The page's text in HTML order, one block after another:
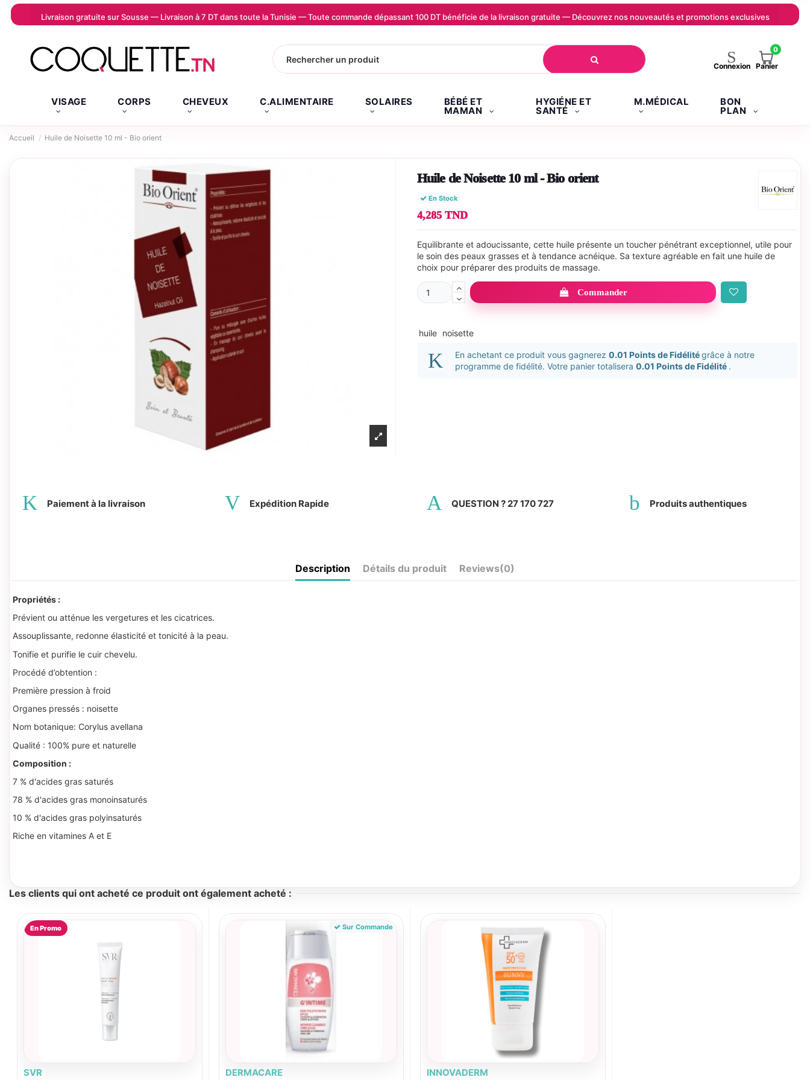
Livraison gratuite sur Sousse — Livraison à 7 DT dans toute la Tunisie — Toute commande dépassant 100 DT bénéficie de la livraison gratuite — Découvrez nos nouveautés et promotions exclusives
Connexion
0
Panier
VISAGE CORPS CHEVEUX C.ALIMENTAIRE SOLAIRES BÉBÉ ET
MAMAN
HYGIÉNE ET
SANTÉ
M.MÉDICAL BON
PLAN
Accueil Huile de Noisette 10 ml - Bio orient
Huile de Noisette 10 ml - Bio orient
En Stock
4,285 TND
Equilibrante et adoucissante, cette huile présente un toucher pénétrant exceptionnel, utile pour
le soin des peaux grasses et à tendance acnéique. Sa texture agréable en fait une huile de
choix pour préparer des produits de massage.
Commander
huile noisette
En achetant ce produit vous gagnerez 0.01 Points de Fidélitégrâce à notre
programme de fidélité. Votre panier totalisera 0.01 Points de Fidélité .
Paiement à la livraison Expédition Rapide QUESTION ? 27 170 727 Produits authentiques
Description Détails du produit Reviews(0)
Propriétés :
Prévient ou atténue les vergetures et les cicatrices.
Assouplissante, redonne élasticité et tonicité à la peau.
Tonifie et purifie le cuir chevelu.
Procédé d’obtention :
Première pression à froid
Organes pressés : noisette
Nom botanique: Corylus avellana
Qualité : 100% pure et naturelle
Composition :
7 % d'acides gras saturés
78 % d'acides gras monoinsaturés
10 % d'acides gras polyinsaturés
Riche en vitamines A et E
Les clients qui ont acheté ce produit ont également acheté :
En Promo
SVR
Sur Commande
DERMACARE INNOVADERM